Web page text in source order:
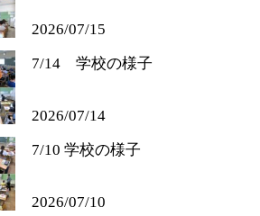
2026/07/15
7/14 学校の様子
2026/07/14
7/10 学校の様子
2026/07/10